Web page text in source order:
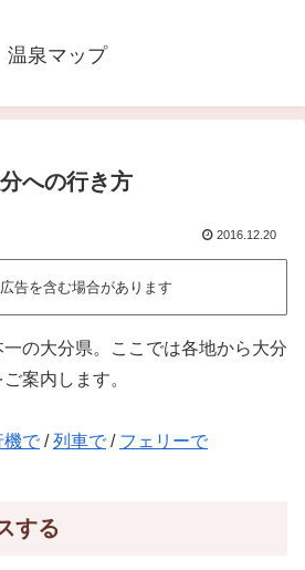
温泉マップ
への行き方
2016.12.20
告を含む場合があります
の大分県。ここでは各地から大分
案内します。
機で/列車で/ フェリーで
する